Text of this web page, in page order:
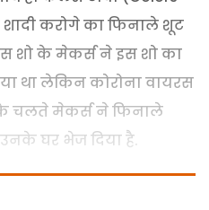
करोगे का फिनाले शूट
शो के मेकर्स ने इस शो का
था लेकिन कोरोना वायरस
के चलते मेकर्स ने फिनाले
घर भेज दिया है.